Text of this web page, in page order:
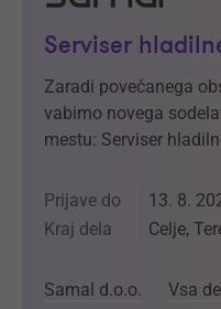
Serviser
Zaradi povečanega
vabimo novega
mestu: Serviser
Prijave do 13. 8.
Kraj dela Celje,
Samal d.o.o. Vsa